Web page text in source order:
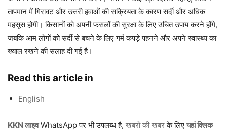
तापमान में गिरावट और उत्तरी हवाओं की सक्रियता के कारण सर्दी और अधिक
महसूस होगी। किसानों को अपनी फसलों की सुरक्षा के लिए उचित उपाय करने होंगे,
जबकि आम लोगों को सर्दी से बचने के लिए गर्म कपड़े पहनने और अपने स्वास्थ्य का
ख्याल रखने की सलाह दी गई है।
Read this article in
English
KKN लाइवWhatsApp पर भी उपलब्ध है, खबरों की खबरके लिए यहां क्लिक